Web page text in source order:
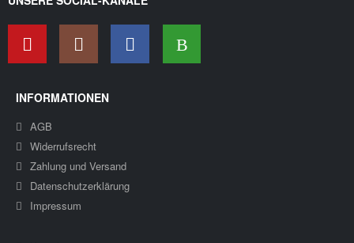
INFORMATIONEN
AGB
Widerrufsrecht
Zahlung und Versand
Datenschutzerklärung
Impressum